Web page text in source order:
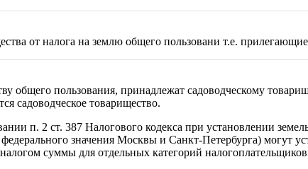
от налога на землю общего пользовани т.е.
общего пользования, принадлежат садоводческому
садоводческое товарищество.
п. 2 ст. 387 Налогового кодекса при установлении
значения Москвы и Санкт-Петербурга) могут
суммы для отдельных категорий